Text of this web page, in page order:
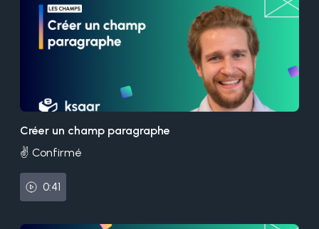
Créer un champ paragraphe
✌️ Confirmé
0:41